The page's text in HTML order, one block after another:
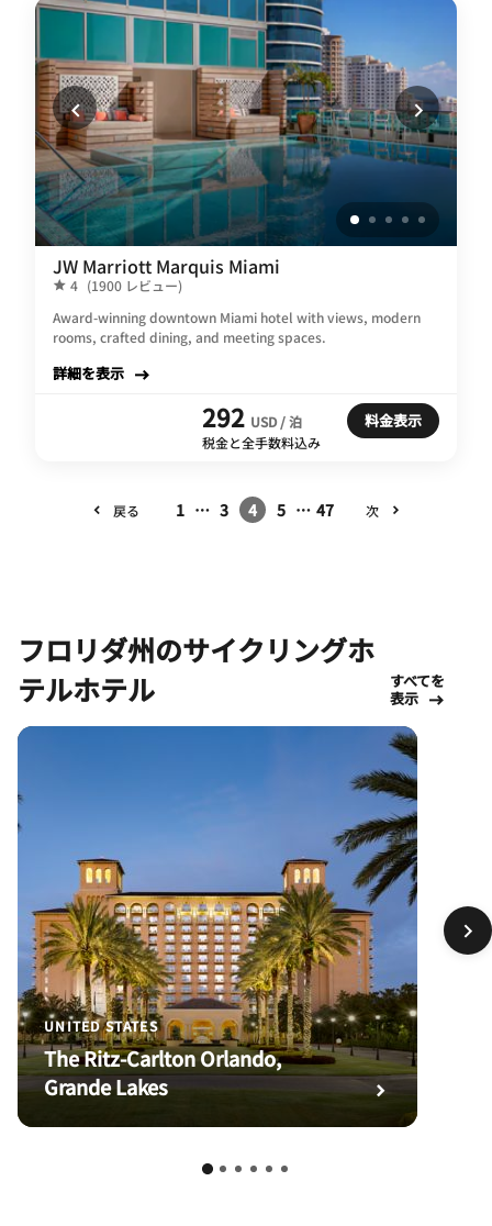
JW Marriott Marquis Miami
4 (1900 レビュー)
Award-winning downtown Miami hotel with views, modern
rooms, crafted dining, and meeting spaces.
詳細を表示
292 USD / 泊
税金と全手数料込み
料金表示
戻る 1 … 3 4 5 … 47 次
フロリダ州のサイクリングホ
テルホテル
すべてを
表示
UNITED STATES
The Ritz-Carlton Orlando,
Grande Lakes